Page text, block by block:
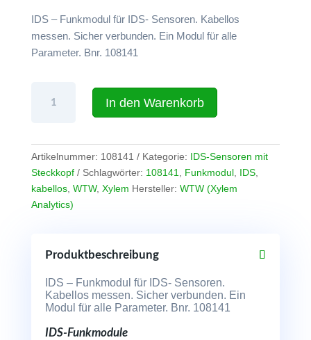
IDS – Funkmodul für IDS- Sensoren. Kabellos
messen. Sicher verbunden. Ein Modul für alle
Parameter. Bnr. 108141
Funkmodul
für
Sensoren
Menge
In den Warenkorb
Artikelnummer: 108141 Kategorie: IDS-Sensoren mit
Steckkopf
Schlagwörter: 108141, Funkmodul, IDS,
kabellos, WTW, Xylem Hersteller: WTW (Xylem
Analytics)
Produktbeschreibung
IDS – Funkmodul für IDS- Sensoren.
Kabellos messen. Sicher verbunden. Ein
Modul für alle Parameter. Bnr. 108141
IDS-Funkmodule